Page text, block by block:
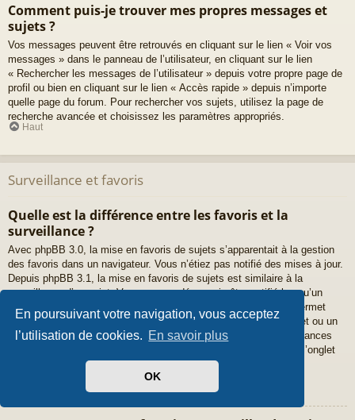
En poursuivant votre navigation, vous acceptez
l’utilisation de cookies. En savoir plus
OK
Comment puis-je trouver mes propres messages et
sujets ?
Vos messages peuvent être retrouvés en cliquant sur le lien « Voir vos
messages » dans le panneau de l’utilisateur, en cliquant sur le lien
« Rechercher les messages de l’utilisateur » depuis votre propre page de
profil ou bien en cliquant sur le lien « Accès rapide » depuis n’importe
quelle page du forum. Pour rechercher vos sujets, utilisez la page de
recherche avancée et choisissez les paramètres appropriés.
Haut
Surveillance et favoris
Quelle est la différence entre les favoris et la
surveillance ?
Avec phpBB 3.0, la mise en favoris de sujets s’apparentait à la gestion
des favoris dans un navigateur. Vous n’étiez pas notifié des mises à jour.
Depuis phpBB 3.1, la mise en favoris de sujets est similaire à la
surveillance d’un sujet. Vous pouvez désormais être notifié lorsqu’un
sujet favoris a été mis à jour. Cependant, la surveillance vous permet
également d’être notifié lorsqu’il y a une mise à jour dans un sujet ou un
forum. Les options de notifications pour les favoris et les surveillances
peuvent être configurées depuis le panneau de l’utilisateur dans l’onglet
« Préférences du forum ».